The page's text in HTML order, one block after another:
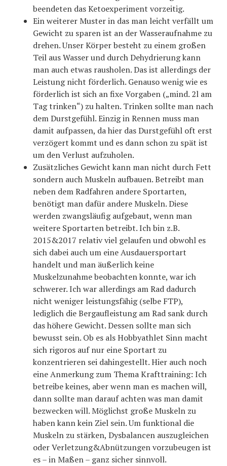
beendeten das Ketoexperiment vorzeitig.
Ein weiterer Muster in das man leicht verfällt um
Gewicht zu sparen ist an der Wasseraufnahme zu
drehen. Unser Körper besteht zu einem großen
Teil aus Wasser und durch Dehydrierung kann
man auch etwas rausholen. Das ist allerdings der
Leistung nicht förderlich. Genauso wenig wie es
förderlich ist sich an fixe Vorgaben („mind. 2l am
Tag trinken“) zu halten. Trinken sollte man nach
dem Durstgefühl. Einzig in Rennen muss man
damit aufpassen, da hier das Durstgefühl oft erst
verzögert kommt und es dann schon zu spät ist
um den Verlust aufzuholen.
Zusätzliches Gewicht kann man nicht durch Fett
sondern auch Muskeln aufbauen. Betreibt man
neben dem Radfahren andere Sportarten,
benötigt man dafür andere Muskeln. Diese
werden zwangsläufig aufgebaut, wenn man
weitere Sportarten betreibt. Ich bin z.B.
2015&2017 relativ viel gelaufen und obwohl es
sich dabei auch um eine Ausdauersportart
handelt und man äußerlich keine
Muskelzunahme beobachten konnte, war ich
schwerer. Ich war allerdings am Rad dadurch
nicht weniger leistungsfähig (selbe FTP),
lediglich die Bergaufleistung am Rad sank durch
das höhere Gewicht. Dessen sollte man sich
bewusst sein. Ob es als Hobbyathlet Sinn macht
sich rigoros auf nur eine Sportart zu
konzentrieren sei dahingestellt. Hier auch noch
eine Anmerkung zum Thema Krafttraining: Ich
betreibe keines, aber wenn man es machen will,
dann sollte man darauf achten was man damit
bezwecken will. Möglichst große Muskeln zu
haben kann kein Ziel sein. Um funktional die
Muskeln zu stärken, Dysbalancen auszugleichen
oder Verletzung&Abnützungen vorzubeugen ist
es – in Maßen – ganz sicher sinnvoll.